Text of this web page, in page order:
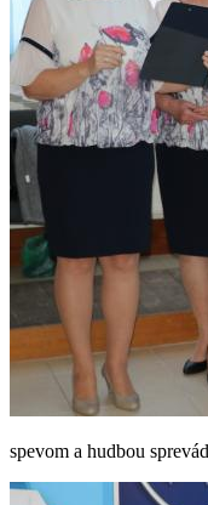
spevom a hudbou